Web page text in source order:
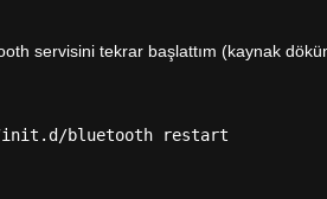
servisini tekrar başlattım (kaynak